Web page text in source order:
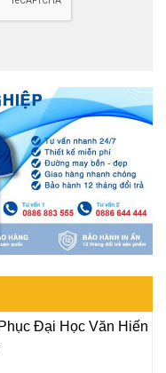
Đại Học Văn Hiến